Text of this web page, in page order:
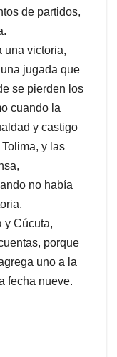
de partidos,
una victoria,
jugada que
se pierden los
cuando la
y castigo
y las
no había
y Cúcuta,
porque
uno a la
fecha nueve.